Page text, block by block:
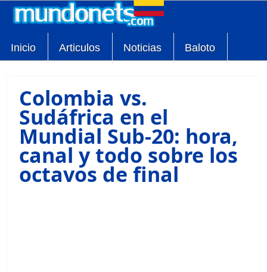
Inicio Articulos Noticias Baloto
Colombia vs.
Sudáfrica en el
Mundial Sub-20: hora,
canal y todo sobre los
octavos de final